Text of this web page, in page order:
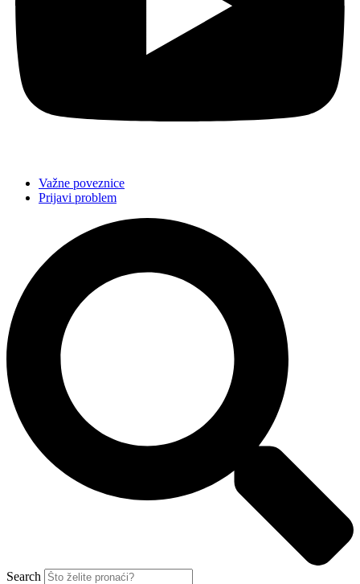
Važne poveznice
Prijavi problem
Search